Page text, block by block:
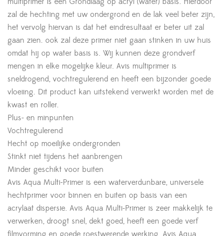
zal de hechting met uw ondergrond en de lak veel beter zijn,
het vervolg hiervan is dat het eindresultaat er beter uit zal
gaan zien. ook zal deze primer niet gaan stinken in uw huis
omdat hij op water basis is. Wij kunnen deze grondverf
mengen in elke mogelijke kleur. Avis multiprimer is
sneldrogend, vochtregulerend en heeft een bijzonder goede
vloeiing. Dit product kan uitstekend verwerkt worden met de
kwast en roller.
Plus- en minpunten
Vochtregulerend
Hecht op moeilijke ondergronden
Stinkt niet tijdens het aanbrengen
Minder geschikt voor buiten
Avis Aqua Multi-Primer is een waterverdunbare, universele
hechtprimer voor binnen en buiten op basis van een
acrylaat dispersie. Avis Aqua Multi-Primer is zeer makkelijk te
verwerken, droogt snel, dekt goed, heeft een goede verf